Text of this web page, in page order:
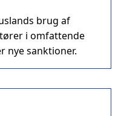
brug af
i omfattende
nye sanktioner.